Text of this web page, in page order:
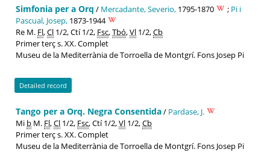
Simfonia per a Orq / Mercadante, Severio, 1795-1870 ; Pi i
Pascual, Josep, 1873-1944
Re M. Fl,Cl 1/2, Ctí 1/2, Fsc,Tbó,Vl 1/2,Cb
Primer terç s. XX. Complet
Museu de la Mediterrània de Torroella de Montgrí. Fons Josep Pi
Detailed record
Tango per a Orq. Negra Consentida/ Pardase, J.
Mi b M. Fl,Cl 1/2, Fsc, Ctí 1/2,Vl 1/2,Cb
Primer terç s. XX. Complet
Museu de la Mediterrània de Torroella de Montgrí. Fons Josep Pi